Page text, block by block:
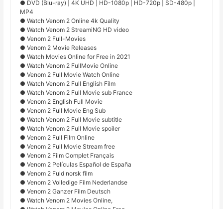
● DVD (Blu-ray) | 4K UHD | HD-1080p | HD-720p | SD-480p |
MP4
● Watch Venom 2 Online 4k Quality
● Watch Venom 2 StreamiNG HD video
● Venom 2 Full-Movies
● Venom 2 Movie Releases
● Watch Movies Online for Free in 2021
● Watch Venom 2 FullMovie Online
● Venom 2 Full Movie Watch Online
● Watch Venom 2 Full English Film
● Watch Venom 2 Full Movie sub France
● Venom 2 English Full Movie
● Venom 2 Full Movie Eng Sub
● Watch Venom 2 Full Movie subtitle
● Watch Venom 2 Full Movie spoiler
● Venom 2 Full Film Online
● Venom 2 Full Movie Stream free
● Venom 2 Film Complet Français
● Venom 2 Películas Español de España
● Venom 2 Fuld norsk film
● Venom 2 Volledige Film Nederlandse
● Venom 2 Ganzer Film Deutsch
● Watch Venom 2 Movies Online,